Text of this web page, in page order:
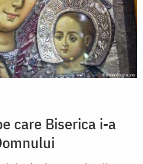
care Biserica i-a